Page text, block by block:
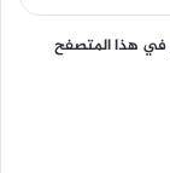
في هذا المتصفح